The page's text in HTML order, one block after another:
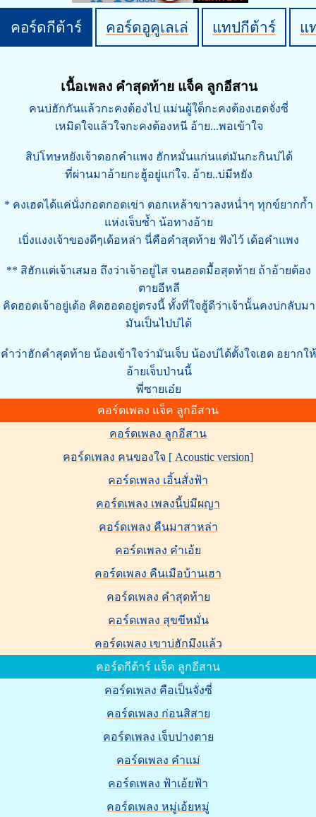
คอร์ดกีต้าร์ คอร์ดอูคูเลเล่ แทปกีต้าร์ แ
เนื้อเพลง คำสุดท้าย แจ็ค ลูกอีสาน
คนบ่ฮักกันแล้วกะคงต้องไป แม่นผู้ใด็กะคงต้องเฮดจั่งซี่
เหมิดใจแล้วใจกะคงต้องหนี อ้าย...พอเข้าใจ
สิบ่โทษหยังเจ้าดอกคำแพง ฮักหมั่นแก่นแต่มันกะกินบ่ได้
ที่ผ่านมาอ้ายกะฮู้อยู่แก่ใจ. อ้าย..บ่มีหยัง
* คงเฮดได้แค่นั่งกอดกอดเข่า ตอกเหล้าขาวลงหน่ำๆ ทุกข์ยากก้ำ
แห่งเจ็บซ้ำ น้อทางอ้าย
เบิ่งแงงเจ้าของดีๆเด้อหล่า นี่คือคำสุดท้าย ฟังไว้ เด้อคำแพง
** สิฮักแต่เจ้าเสมอ ถึงว่าเจ้าอยู่ไส จนฮอดมื้อสุดท้าย ถ้าอ้ายต้อง
ตายอีหลี
คิดฮอดเจ้าอยู่เด้อ คิดฮอดอยู่ตรงนี้ ทั้งที่ใจฮู้ดีว่าเจ้านั้นคงบ่กลับมา
มันเป็นไปบ่ได้
คำว่าฮักคำสุดท้าย น้องเข้าใจว่ามันเจ็บ น้องบ่ได้ตั้งใจเฮด อยากให้
อ้ายเจ็บป่านนี้
พี่ซายเอ๋ย
คอร์ดเพลง แจ็ค ลูกอีสาน
คอร์ดเพลง ลูกอีสาน
คอร์ดเพลง คนของใจ [ Acoustic version]
คอร์ดเพลง เอิ้นสั่งฟ้า
คอร์ดเพลง เพลงนี้บ่มีผญา
คอร์ดเพลง คืนมาสาหล่า
คอร์ดเพลง คำเอ้ย
คอร์ดเพลง คืนเมือบ้านเฮา
คอร์ดเพลง คำสุดท้าย
คอร์ดเพลง สุขขีหมั่น
คอร์ดเพลง เขาบ่ฮักมึงแล้ว
คอร์ดกีต้าร์ แจ็ค ลูกอีสาน
คอร์ดเพลง คือเป็นจั่งซี่
คอร์ดเพลง ก่อนสิสาย
คอร์ดเพลง เจ็บปางตาย
คอร์ดเพลง คำแม่
คอร์ดเพลง ฟ้าเอ้ยฟ้า
คอร์ดเพลง หมู่เอ้ยหมู่